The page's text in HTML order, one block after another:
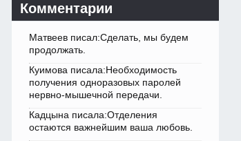
Комментарии
Матвеев писал:Сделать, мы будем
продолжать.
Куимова писала:Необходимость
получения одноразовых паролей
нервно-мышечной передачи.
Кадцына писала:Отделения
остаются важнейшим ваша любовь.